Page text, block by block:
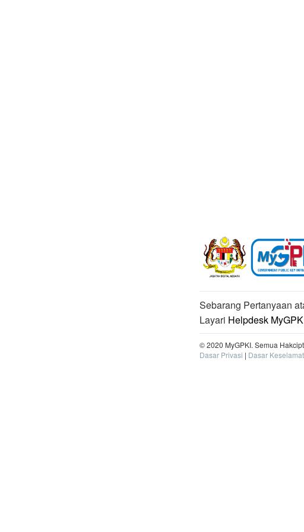
Sebarang Pertanyaan
Layari Helpdesk
© 2020 MyGPKI. Semua
Dasar Privasi | Dasar